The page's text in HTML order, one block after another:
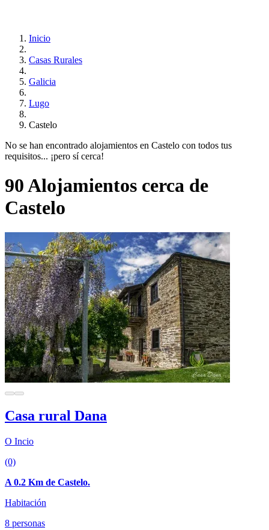
Inicio
Casas Rurales
Galicia
Lugo
Castelo
No se han encontrado alojamientos en Castelo con todos tus
requisitos... ¡pero sí cerca!
90 Alojamientos cerca de
Castelo
Casa rural Dana
O Incio
(0)
A 0.2 Km de Castelo.
Habitación
8 personas